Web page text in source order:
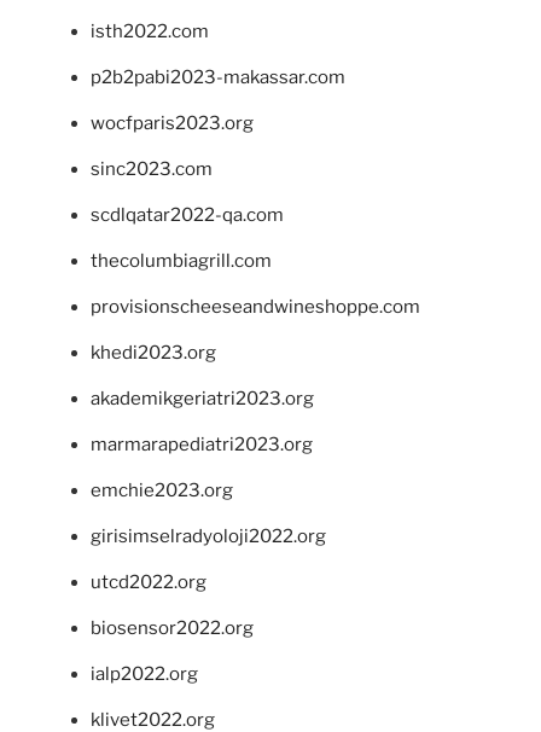
isth2022.com
p2b2pabi2023-makassar.com
wocfparis2023.org
sinc2023.com
scdlqatar2022-qa.com
thecolumbiagrill.com
provisionscheeseandwineshoppe.com
khedi2023.org
akademikgeriatri2023.org
marmarapediatri2023.org
emchie2023.org
girisimselradyoloji2022.org
utcd2022.org
biosensor2022.org
ialp2022.org
klivet2022.org